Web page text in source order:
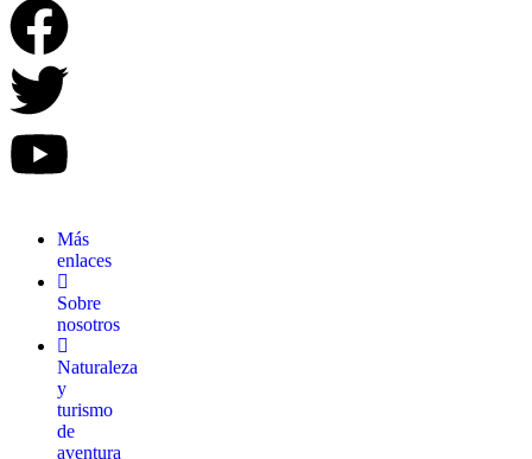
Más
enlaces
Sobre
nosotros
Naturaleza
y
turismo
de
aventura